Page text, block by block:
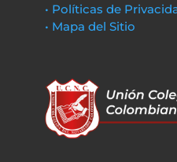
• Políticas de
• Mapa del Sitio